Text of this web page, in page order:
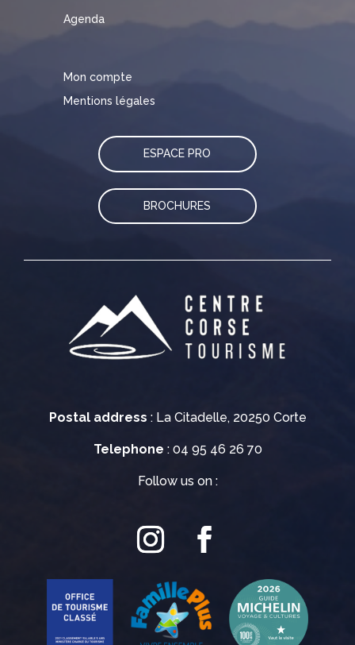
Postal address : La Citadelle, 20250 Corte
Telephone : 04 95 46 26 70
Follow us on :
Agenda
Mon compte
Mentions légales
ESPACE PRO
BROCHURES